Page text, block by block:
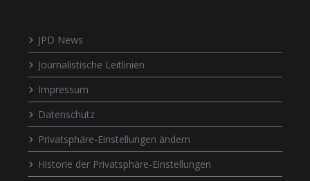
JPD News
Journalistische Leitlinien
Impressum
Datenschutz
Privatsphäre-Einstellungen ändern
Historie der Privatsphäre-Einstellungen